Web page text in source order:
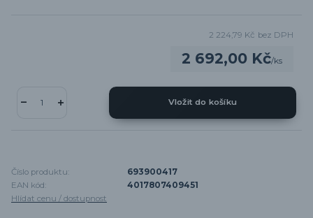
2 692,00 Kč/ks
2 224,79 Kč bez DPH
Vložit do košíku
Číslo produktu:
693900417
EAN kód:
4017807409451
Hlídat cenu / dostupnost